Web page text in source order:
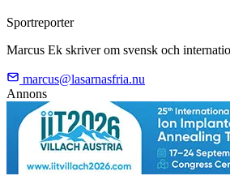
Sportreporter
Marcus Ek skriver om svensk och
marcus@lasarnasfria.nu
Annons